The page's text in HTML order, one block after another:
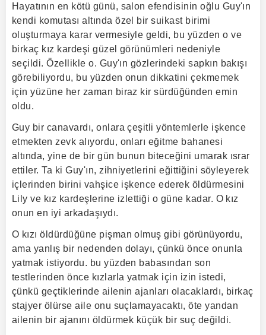
Hayatının en kötü günü, salon efendisinin oğlu Guy'ın
kendi komutası altında özel bir suikast birimi
oluşturmaya karar vermesiyle geldi, bu yüzden o ve
birkaç kız kardeşi güzel görünümleri nedeniyle
seçildi. Özellikle o. Guy'ın gözlerindeki sapkın bakışı
görebiliyordu, bu yüzden onun dikkatini çekmemek
için yüzüne her zaman biraz kir sürdüğünden emin
oldu.
Guy bir canavardı, onlara çeşitli yöntemlerle işkence
etmekten zevk alıyordu, onları eğitme bahanesi
altında, yine de bir gün bunun biteceğini umarak ısrar
ettiler. Ta ki Guy'ın, zihniyetlerini eğittiğini söyleyerek
içlerinden birini vahşice işkence ederek öldürmesini
Lily ve kız kardeşlerine izlettiği o güne kadar. O kız
onun en iyi arkadaşıydı.
O kızı öldürdüğüne pişman olmuş gibi görünüyordu,
ama yanlış bir nedenden dolayı, çünkü önce onunla
yatmak istiyordu. bu yüzden babasından son
testlerinden önce kızlarla yatmak için izin istedi,
çünkü geçtiklerinde ailenin ajanları olacaklardı, birkaç
stajyer ölürse aile onu suçlamayacaktı, öte yandan
ailenin bir ajanını öldürmek küçük bir suç değildi.